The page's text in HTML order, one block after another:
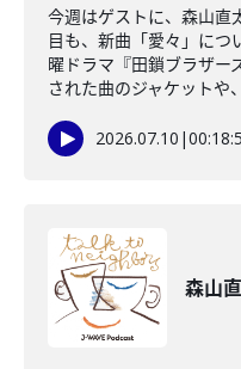
今週はゲストに、森山直
目も、新曲「愛々」につ
曜ドラマ『田鎖ブラザー
された曲のジャケットや
2026.07.10 |
森山